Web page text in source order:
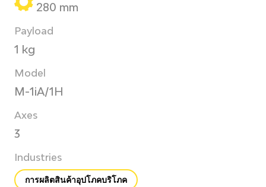
280 mm
Payload
1 kg
Model
M-1iA/1H
Axes
3
Industries
การผลิตสินค้าอุปโภคบริโภค